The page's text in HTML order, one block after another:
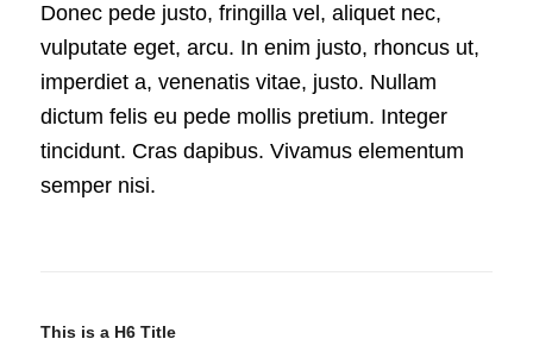
Donec pede justo, fringilla vel, aliquet nec,
vulputate eget, arcu. In enim justo, rhoncus ut,
imperdiet a, venenatis vitae, justo. Nullam
dictum felis eu pede mollis pretium. Integer
tincidunt. Cras dapibus. Vivamus elementum
semper nisi.
This is a H6 Title